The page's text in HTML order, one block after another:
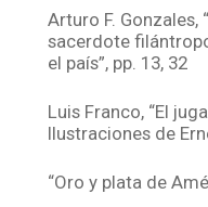
Arturo F. Gonzales,
sacerdote
el país”, pp. 13, 32
Luis Franco, “El
Ilustraciones de
“Oro y plata de